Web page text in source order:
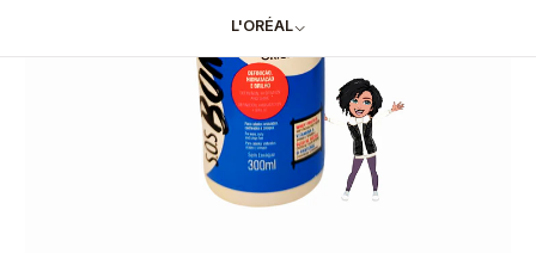
L'ORÉAL